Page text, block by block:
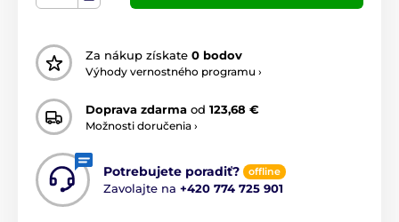
Za nákup získate 0 bodov
Výhody vernostného programu ›
Doprava zdarma od 123,68 €
Možnosti doručenia ›
Potrebujete poradiť? offline
Zavolajte na +420 774 725 901